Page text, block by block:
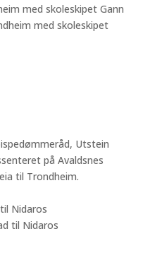
med skoleskipet Gann
Utstein
på Avaldsnes
til Trondheim.
Nidaros